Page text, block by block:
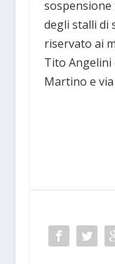
sospensione
degli stalli di
riservato ai
Tito Angelini
Martino e via